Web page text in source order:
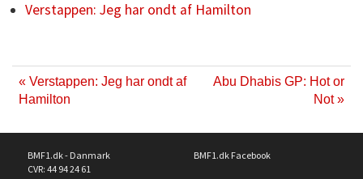
Verstappen: Jeg har ondt af Hamilton
« Verstappen: Jeg har ondt af
Hamilton
Abu Dhabis GP: Hot or
Not »
BMF1.dk - Danmark
CVR: 44 94 24 61
BMF1.dk Facebook